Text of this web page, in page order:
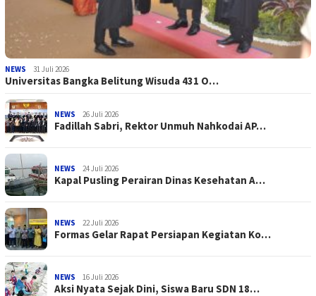
NEWS 31 Juli 2026
Universitas Bangka Belitung Wisuda 431 O…
NEWS 26 Juli 2026
Fadillah Sabri, Rektor Unmuh Nahkodai AP…
NEWS 24 Juli 2026
Kapal Pusling Perairan Dinas Kesehatan A…
NEWS 22 Juli 2026
Formas Gelar Rapat Persiapan Kegiatan Ko…
NEWS 16 Juli 2026
Aksi Nyata Sejak Dini, Siswa Baru SDN 18…